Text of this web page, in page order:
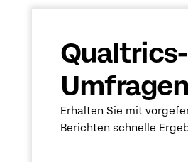
Qualtrics-
Umfragen
Erhalten Sie mit
Berichten schnelle